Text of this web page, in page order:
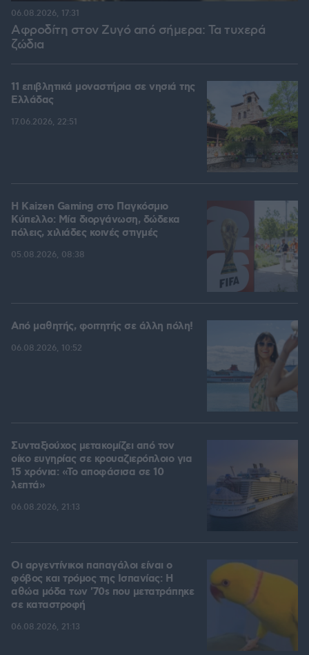
Αφροδίτη στον Ζυγό από σήμερα: Τα τυχερά
ζώδια
06.08.2026, 17:31
11 επιβλητικά μοναστήρια σε νησιά της
Ελλάδας
17.06.2026, 22:51
H Kaizen Gaming στο Παγκόσμιο
Kύπελλο: Μία διοργάνωση, δώδεκα
πόλεις, χιλιάδες κοινές στιγμές
05.08.2026, 08:38
Από μαθητής, φοιτητής σε άλλη πόλη!
06.08.2026, 10:52
Συνταξιούχος μετακομίζει από τον
οίκο ευγηρίας σε κρουαζιερόπλοιο για
15 χρόνια: «Το αποφάσισα σε 10
λεπτά»
06.08.2026, 21:13
Οι αργεντίνικοι παπαγάλοι είναι ο
φόβος και τρόμος της Ισπανίας: Η
αθώα μόδα των '70s που μετατράπηκε
σε καταστροφή
06.08.2026, 21:13